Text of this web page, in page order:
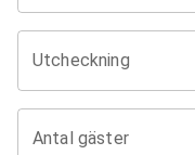
Utcheckning
Antal gäster